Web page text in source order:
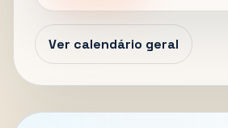
Ver calendário geral